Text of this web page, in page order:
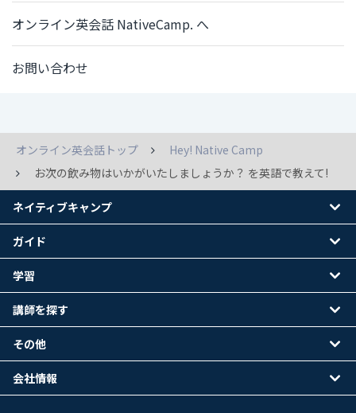
オンライン英会話 NativeCamp. へ
お問い合わせ
オンライン英会話トップ
Hey! Native Camp
お次の飲み物はいかがいたしましょうか？ を英語で教えて!
ネイティブキャンプ
ガイド
学習
講師を探す
その他
会社情報